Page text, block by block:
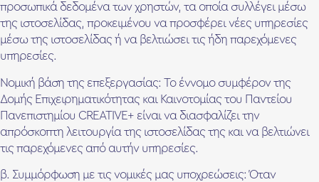
προσωπικά δεδομένα των χρηστών, τα οποία συλλέγει μέσω
της ιστοσελίδας, προκειμένου να προσφέρει νέες υπηρεσίες
μέσω της ιστοσελίδας ή να βελτιώσει τις ήδη παρεχόμενες
υπηρεσίες.
Νομική βάση της επεξεργασίας: Το έννομο συμφέρον της
Δομής Επιχειρηματικότητας και Καινοτομίας του Παντείου
Πανεπιστημίου CREATIVE+ είναι να διασφαλίζει την
απρόσκοπτη λειτουργία της ιστοσελίδας της και να βελτιώνει
τις παρεχόμενες από αυτήν υπηρεσίες.
β. Συμμόρφωση με τις νομικές μας υποχρεώσεις: Όταν